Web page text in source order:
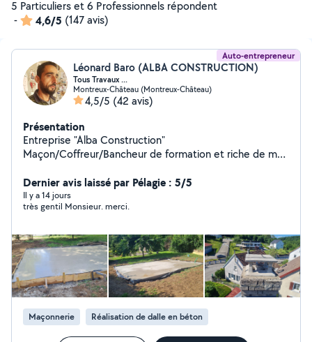
5 Particuliers et 6 Professionnels répondent
-
4,6/5 (147 avis)
Auto-entrepreneur
Léonard Baro (ALBA CONSTRUCTION)
Tous Travaux ...
Montreux-Château (Montreux-Château)
4,5/5 (42 avis)
Présentation
Entreprise "Alba Construction"
Maçon/Coffreur/Bancheur de formation et riche de mon
vous propose mes services pour réaliser tous vos
travaux Intérieur/Extérieur, Neuf/Renovation... N'hésitez
pas à me contacter pour discuter ensemble dans un
demandes... PS: "Auto-entrepreneur" mais pas voleur, à
bon entendeur... Bien cordialement, Léonard BARO.
Dernier avis laissé par Pélagie : 5/5
Il y a 14 jours
très gentil Monsieur. merci.
Maçonnerie Réalisation de dalle en béton